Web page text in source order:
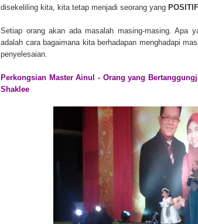
disekeliling kita, kita tetap menjadi seorang yang POSITIF
Setiap orang akan ada masalah masing-masing. Apa
adalah cara bagaimana kita berhadapan menghadapi
penyelesaian.
Perkongsian Master Ainul - Orang yang
Shaklee